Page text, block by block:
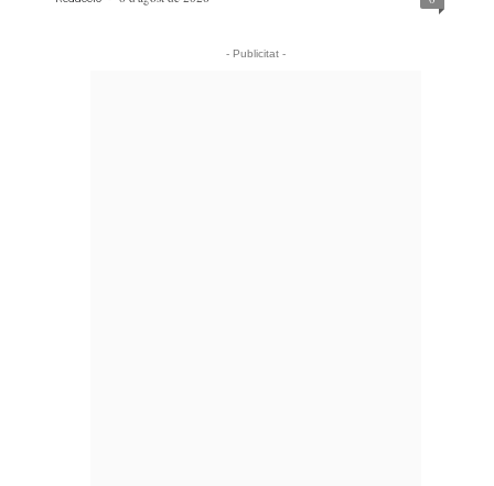
- Publicitat -